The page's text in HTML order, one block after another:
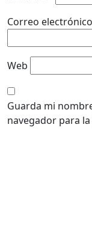
Correo electrónico
Web
Guarda mi
navegador para